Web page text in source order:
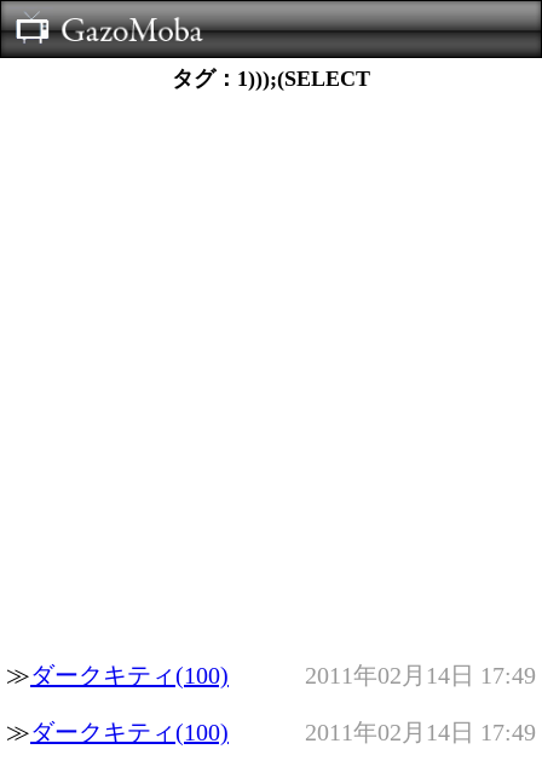
タグ：1)));(SELECT
≫ダークキティ(100) 2011年02月14日 17:49
≫ダークキティ(100) 2011年02月14日 17:49